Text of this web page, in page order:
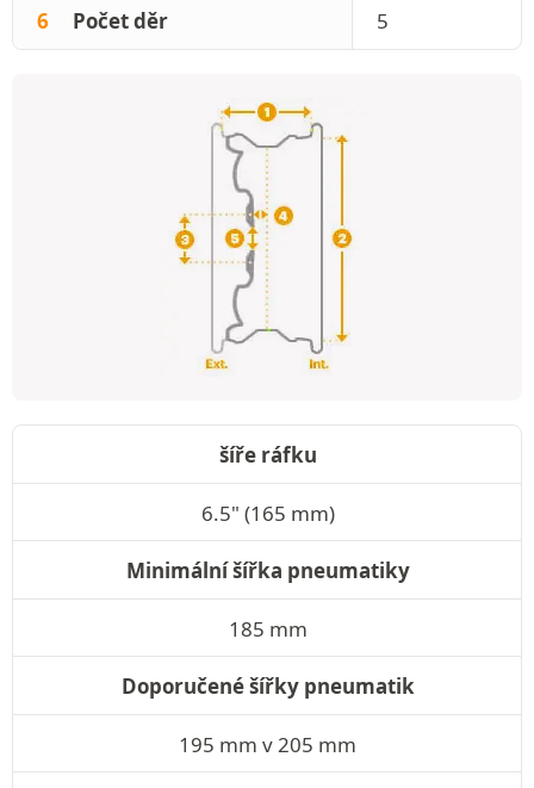
6 Počet děr 5
šíře ráfku
6.5" (165 mm)
Minimální šířka pneumatiky
185 mm
Doporučené šířky pneumatik
195 mm v 205 mm